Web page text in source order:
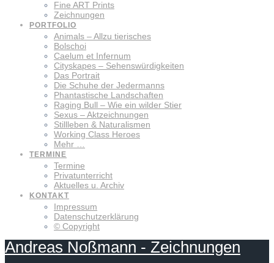
Fine ART Prints
Zeichnungen
PORTFOLIO
Animals – Allzu tierisches
Bolschoi
Caelum et Infernum
Cityskapes – Sehenswürdigkeiten
Das Portrait
Die Schuhe der Jedermanns
Phantastische Landschaften
Raging Bull – Wie ein wilder Stier
Sexus – Aktzeichnungen
Stillleben & Naturalismen
Working Class Heroes
Mehr …
TERMINE
Termine
Privatunterricht
Aktuelles u. Archiv
KONTAKT
Impressum
Datenschutzerklärung
© Copyright
Andreas Noßmann - Zeichnungen